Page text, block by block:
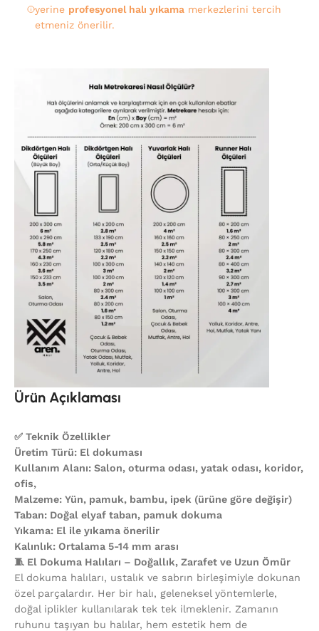
yerine profesyonel halı yıkamamerkezlerini tercih
etmeniz önerilir.
Ürün Açıklaması
✅ Teknik Özellikler
Üretim Türü: El dokuması
Kullanım Alanı: Salon, oturma odası, yatak odası, koridor,
ofis,
Malzeme: Yün, pamuk, bambu, ipek (ürüne göre değişir)
Taban: Doğal elyaf taban, pamuk dokuma
Yıkama: El ile yıkama önerilir
Kalınlık: Ortalama 5-14 mm arası
🧵 El Dokuma Halıları – Doğallık, Zarafet ve Uzun Ömür
El dokuma halıları, ustalık ve sabrın birleşimiyle dokunan
özel parçalardır. Her bir halı, geleneksel yöntemlerle,
doğal iplikler kullanılarak tek tek ilmeklenir. Zamanın
ruhunu taşıyan bu halılar, hem estetik hem de